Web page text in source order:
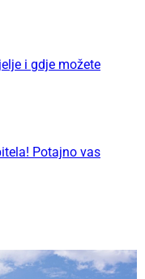
i gdje možete
Potajno vas